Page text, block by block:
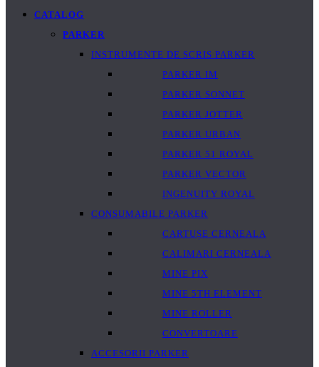
CATALOG
PARKER
INSTRUMENTE DE SCRIS PARKER
PARKER IM
PARKER SONNET
PARKER JOTTER
PARKER URBAN
PARKER 51 ROYAL
PARKER VECTOR
INGENUITY ROYAL
CONSUMABILE PARKER
CARTUȘE CERNEALA
CALIMARI CERNEALA
MINE PIX
MINE 5TH ELEMENT
MINE ROLLER
CONVERTOARE
ACCESORII PARKER